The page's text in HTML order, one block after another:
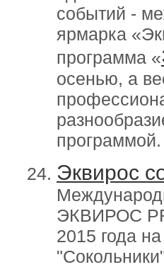
событий -
ярмарка
программа «
осенью, а
программой.
Эквирос
ЭКВИРОС
2015 года